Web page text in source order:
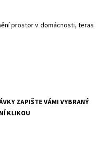
prostor v domácnosti, teras
ZAPIŠTE VÁMI VYBRANÝ
KLIKOU